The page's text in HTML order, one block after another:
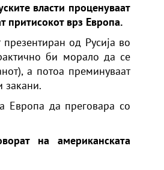
власти проценуваат
притисокот врз Европа.
од Русија во
би морало да се
а потоа преминуваат
закани.
Европа да преговара со
на американската